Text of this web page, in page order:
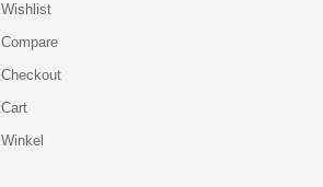
Wishlist
Compare
Checkout
Cart
Winkel